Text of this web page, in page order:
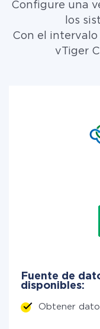
Configure una
los
Con el
vTiger
Fuente de
disponibles:
Obtener